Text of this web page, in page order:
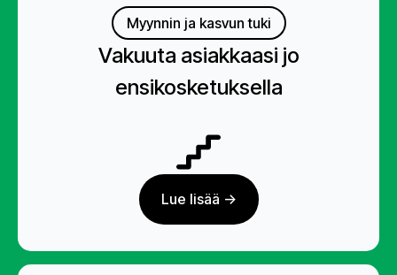
Myynnin ja kasvun tuki
Vakuuta asiakkaasi jo
ensikosketuksella
Lue lisää ->